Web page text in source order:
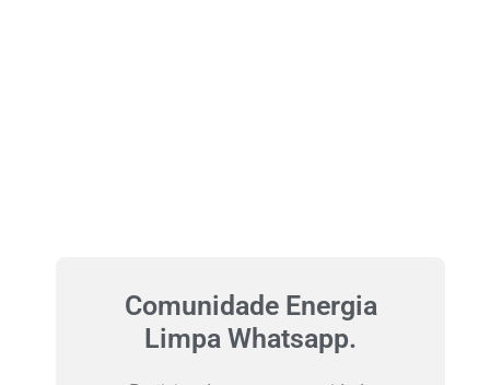
Comunidade Energia
Limpa Whatsapp.